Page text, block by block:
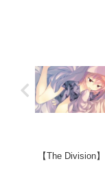
【The Division